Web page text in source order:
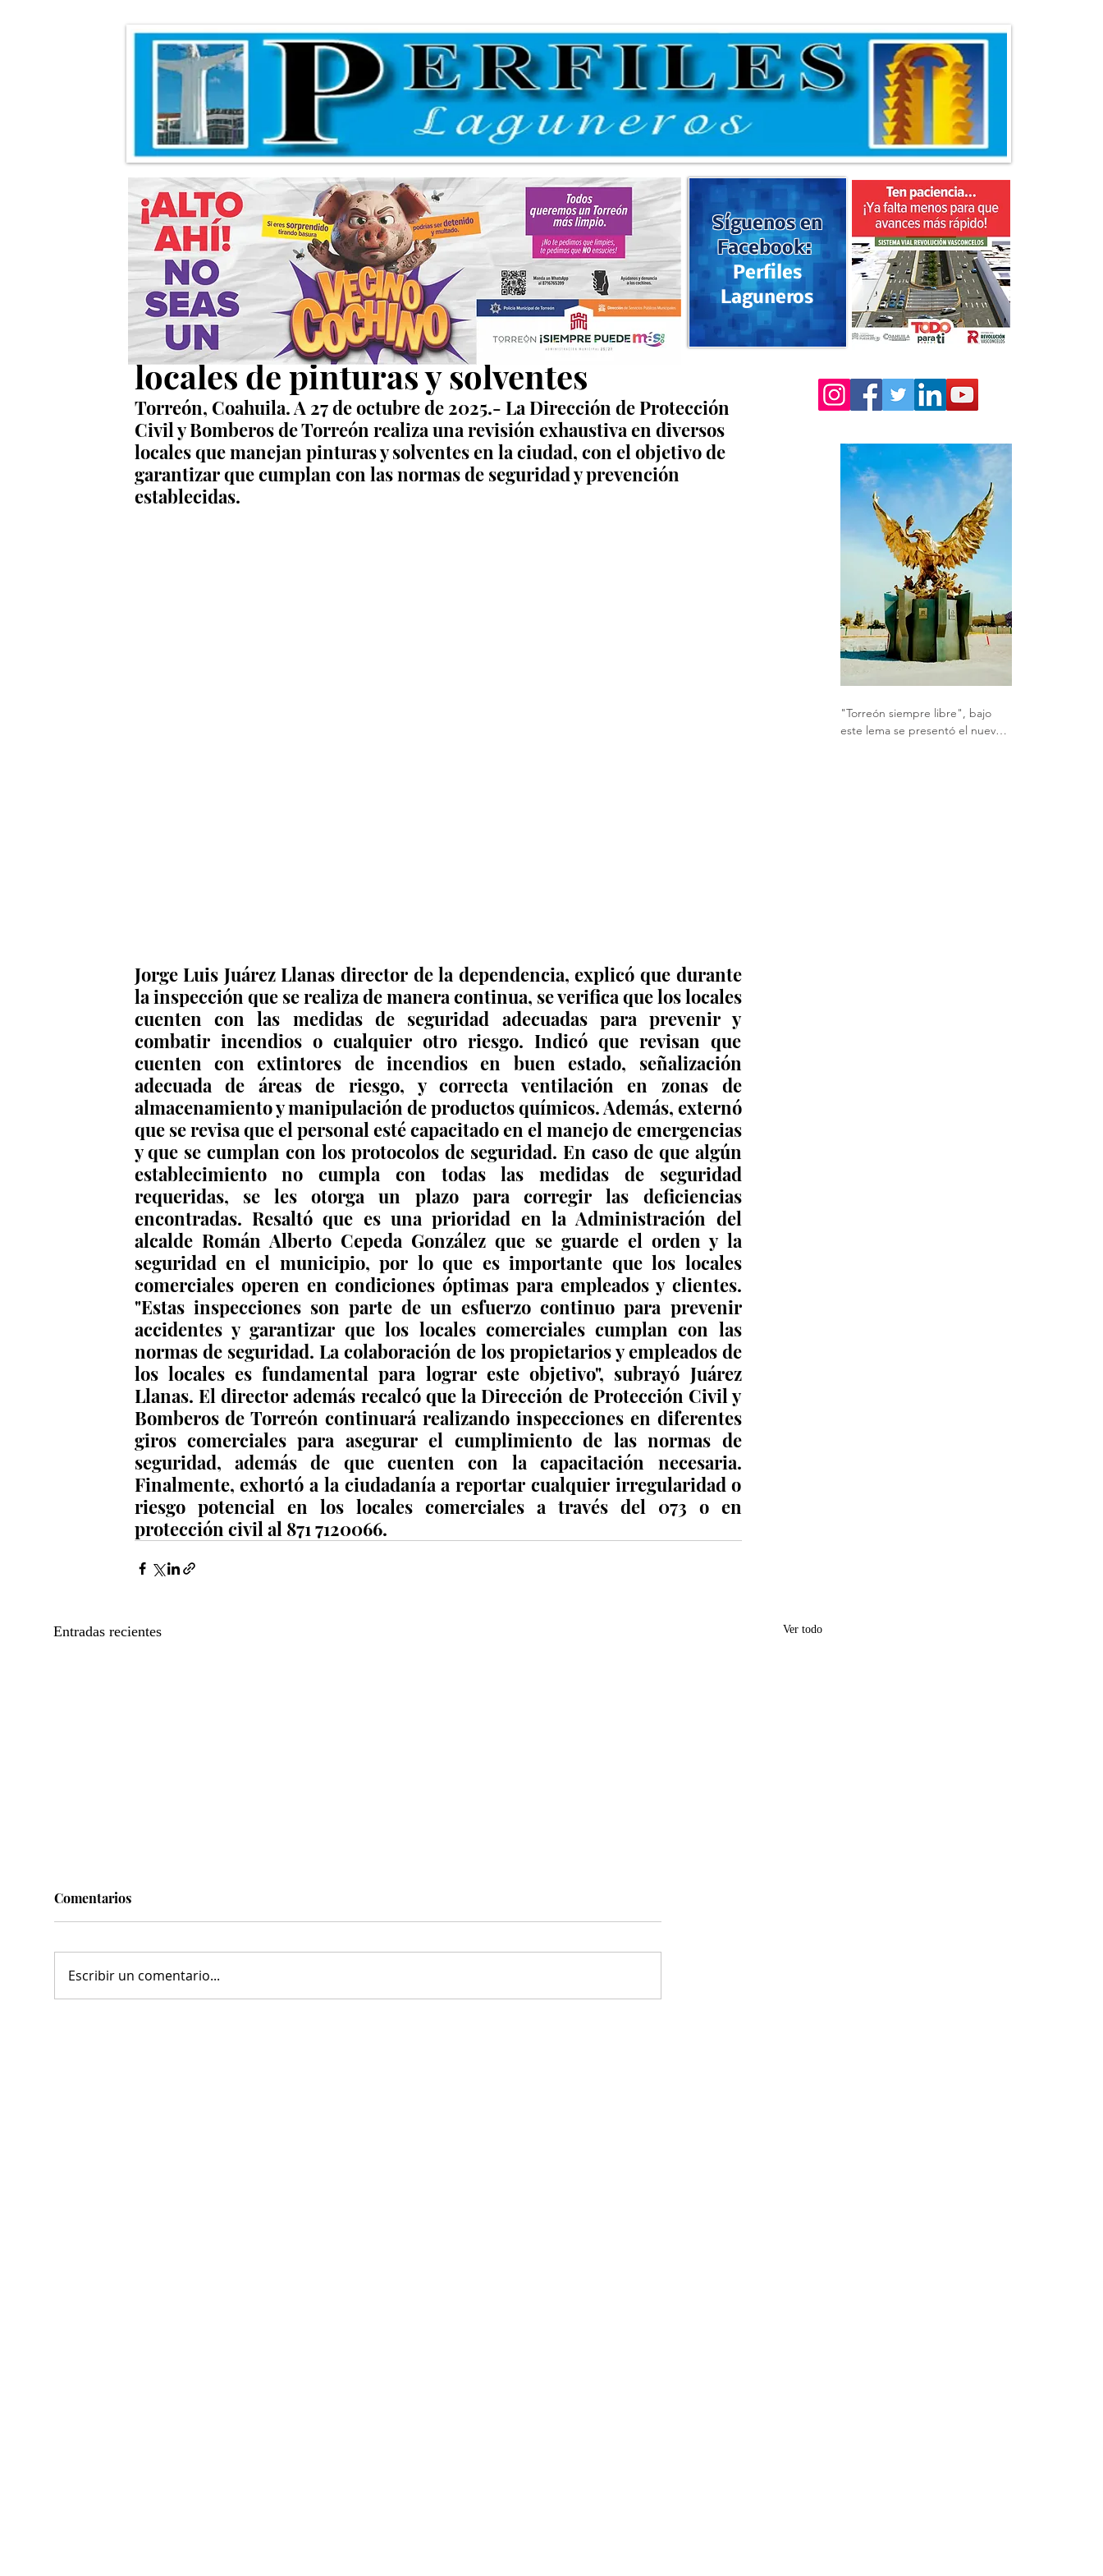
Realizan inspecciones periódicas en
locales de pinturas y solventes
Torreón, Coahuila. A 27 de octubre de 2025.- La Dirección de Protección
Civil y Bomberos de Torreón realiza una revisión exhaustiva en diversos
locales que manejan pinturas y solventes en la ciudad, con el objetivo de
garantizar que cumplan con las normas de seguridad y prevención
establecidas.
Jorge Luis Juárez Llanas director de la dependencia, explicó que durante
la inspección que se realiza de manera continua, se verifica que los locales
cuenten con las medidas de seguridad adecuadas para prevenir y
combatir incendios o cualquier otro riesgo. Indicó que revisan que
cuenten con extintores de incendios en buen estado, señalización
adecuada de áreas de riesgo, y correcta ventilación en zonas de
almacenamiento y manipulación de productos químicos. Además, externó
que se revisa que el personal esté capacitado en el manejo de emergencias
y que se cumplan con los protocolos de seguridad. En caso de que algún
establecimiento no cumpla con todas las medidas de seguridad
requeridas, se les otorga un plazo para corregir las deficiencias
encontradas. Resaltó que es una prioridad en la Administración del
alcalde Román Alberto Cepeda González que se guarde el orden y la
seguridad en el municipio, por lo que es importante que los locales
comerciales operen en condiciones óptimas para empleados y clientes.
"Estas inspecciones son parte de un esfuerzo continuo para prevenir
accidentes y garantizar que los locales comerciales cumplan con las
normas de seguridad. La colaboración de los propietarios y empleados de
los locales es fundamental para lograr este objetivo", subrayó Juárez
Llanas. El director además recalcó que la Dirección de Protección Civil y
Bomberos de Torreón continuará realizando inspecciones en diferentes
giros comerciales para asegurar el cumplimiento de las normas de
seguridad, además de que cuenten con la capacitación necesaria.
Finalmente, exhortó a la ciudadanía a reportar cualquier irregularidad o
riesgo potencial en los locales comerciales a través del 073 o en
protección civil al 871 7120066.
Entradas recientes Ver todo
Comentarios
Escribir un comentario...
Síguenos en
Facebook:
Perfiles
Laguneros
"Torreón siempre libre", bajo
este lema se presentó el nuevo